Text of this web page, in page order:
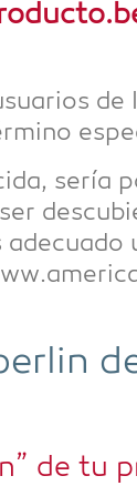
sería
de tu